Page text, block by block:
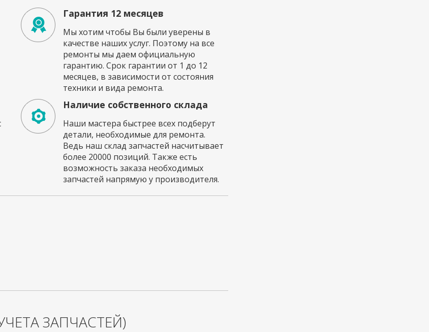
Гарантия 12 месяцев
Мы хотим чтобы Вы были уверены в
качестве наших услуг. Поэтому на все
ремонты мы даем официальную
гарантию. Срок гарантии от 1 до 12
месяцев, в зависимости от состояния
техники и вида ремонта.
Наличие собственного склада
Наши мастера быстрее всех подберут
детали, необходимые для ремонта.
Ведь наш склад запчастей насчитывает
более 20000 позиций. Также есть
возможность заказа необходимых
запчастей напрямую у производителя.
ЗАПЧАСТЕЙ)